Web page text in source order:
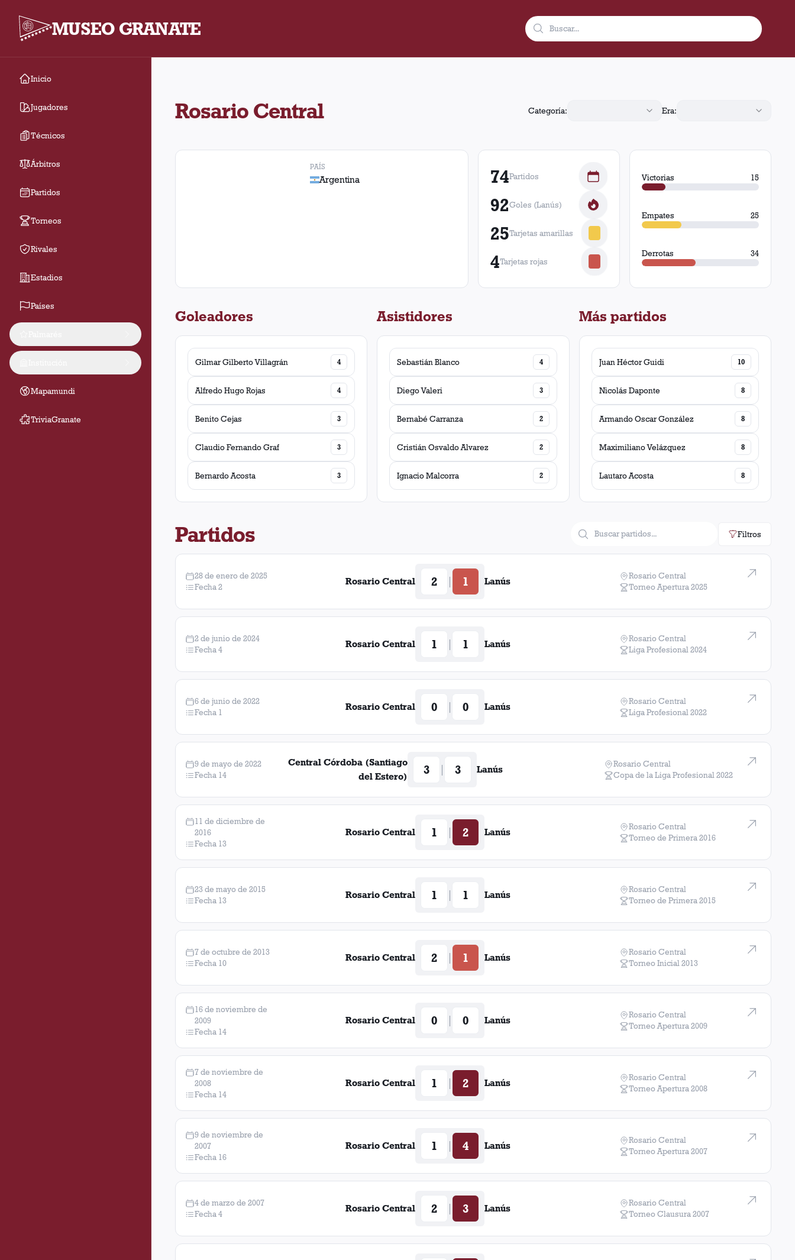
MUSEO GRANATE
Inicio
Jugadores
Técnicos
Árbitros
Partidos
Torneos
Rivales
Estadios
Países
Mapamundi
TriviaGranate
Rosario Central Categoría: Era:
PAÍS
Argentina 74Partidos
92Goles (Lanús)
25Tarjetas amarillas
4Tarjetas rojas
Victorias 15
Empates 25
Derrotas 34
Goleadores
Gilmar Gilberto Villagrán 4
Alfredo Hugo Rojas 4
Benito Cejas 3
Claudio Fernando Graf 3
Bernardo Acosta 3
Asistidores
Sebastián Blanco 4
Diego Valeri 3
Bernabé Carranza 2
Cristián Osvaldo Alvarez 2
Ignacio Malcorra 2
Más partidos
Juan Héctor Guidi 10
Nicolás Daponte 8
Armando Oscar González 8
Maximiliano Velázquez 8
Lautaro Acosta 8
Partidos Filtros
28 de enero de 2025
Fecha 2
Rosario Central 2 1 Lanús
Rosario Central
Torneo Apertura 2025
2 de junio de 2024
Fecha 4
Rosario Central 1 1 Lanús
Rosario Central
Liga Profesional 2024
6 de junio de 2022
Fecha 1
Rosario Central 0 0 Lanús
Rosario Central
Liga Profesional 2022
9 de mayo de 2022
Fecha 14
Central Córdoba (Santiago
del Estero)
3 3 Lanús
Rosario Central
Copa de la Liga Profesional 2022
11 de diciembre de
2016
Fecha 13
Rosario Central 1 2 Lanús
Rosario Central
Torneo de Primera 2016
23 de mayo de 2015
Fecha 13
Rosario Central 1 1 Lanús
Rosario Central
Torneo de Primera 2015
7 de octubre de 2013
Fecha 10
Rosario Central 2 1 Lanús
Rosario Central
Torneo Inicial 2013
16 de noviembre de
2009
Fecha 14
Rosario Central 0 0 Lanús
Rosario Central
Torneo Apertura 2009
7 de noviembre de
2008
Fecha 14
Rosario Central 1 2 Lanús
Rosario Central
Torneo Apertura 2008
9 de noviembre de
2007
Fecha 16
Rosario Central 1 4 Lanús
Rosario Central
Torneo Apertura 2007
4 de marzo de 2007
Fecha 4
Rosario Central 2 3 Lanús
Rosario Central
Torneo Clausura 2007